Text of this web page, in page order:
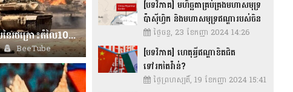
[បទវិភាគ] ការបរាជ័យដ៏ភ្ញាក់ផ្អើលនៃរថក្រោះតំលៃ10លានដុល្លាពីដ្រូនថោករុស្ស៊ី
BeeTube
[បទវិភាគ] មហិច្ឆតាគ្រប់គ្រងមហាសមុទ្រ
ប៉ាស៊ីហ្វិក និងមហាសមុទ្រឥណ្ឌារបស់ចិន
ថ្ងៃចន្ទ, 23 ខែកញ្ញា 2024 14:26
[បទវិភាគ] ហេតុអ្វីឥណ្ឌាខិតជិត
ទៅរកតៃវ៉ាន់?
ថ្ងៃព្រហស្បតិ៍, 19 ខែកញ្ញា 2024 15:41